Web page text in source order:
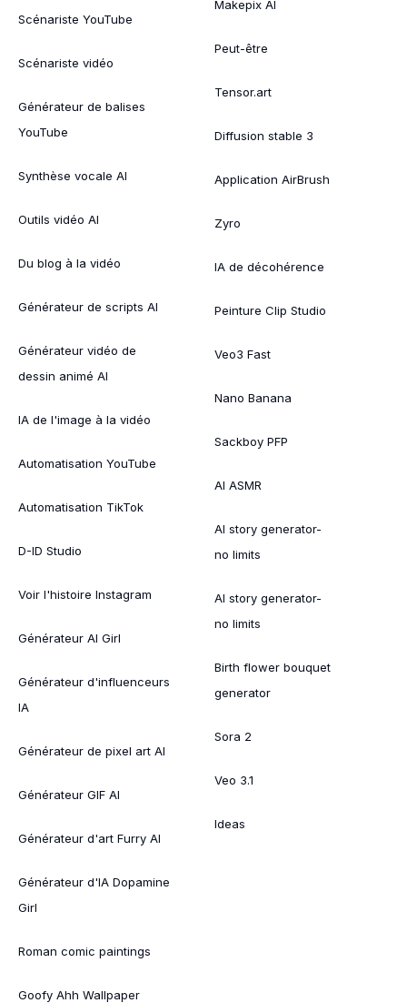
Scénariste YouTube
Scénariste vidéo
Générateur de balises
YouTube
Synthèse vocale AI
Outils vidéo AI
Du blog à la vidéo
Générateur de scripts AI
Générateur vidéo de
dessin animé AI
IA de l'image à la vidéo
Automatisation YouTube
Automatisation TikTok
D-ID Studio
Voir l'histoire Instagram
Générateur AI Girl
Générateur d'influenceurs
IA
Générateur de pixel art AI
Générateur GIF AI
Générateur d'art Furry AI
Générateur d'IA Dopamine
Girl
Roman comic paintings
Goofy Ahh Wallpaper
Makepix AI
Peut-être
Tensor.art
Diffusion stable 3
Application AirBrush
Zyro
IA de décohérence
Peinture Clip Studio
Veo3 Fast
Nano Banana
Sackboy PFP
AI ASMR
AI story generator-
no limits
AI story generator-
no limits
Birth flower bouquet
generator
Sora 2
Veo 3.1
Ideas